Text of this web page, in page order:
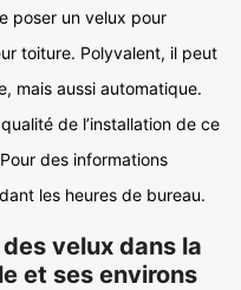
poser un velux pour
toiture. Polyvalent, il peut
mais aussi automatique.
de l’installation de ce
des informations
les heures de bureau.
velux dans la
et ses environs